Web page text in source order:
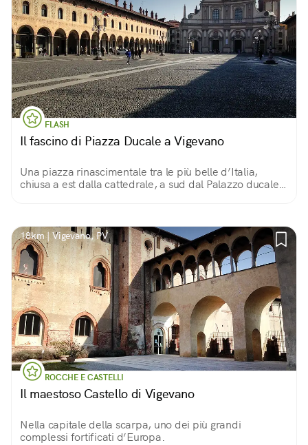
FLASH
Il fascino di Piazza Ducale a Vigevano
Una piazza rinascimentale tra le più belle d’Italia,
chiusa a est dalla cattedrale, a sud dal Palazzo ducale
18km | Vigevano, PV
ROCCHE E CASTELLI
Il maestoso Castello di Vigevano
Nella capitale della scarpa, uno dei più grandi
complessi fortificati d’Europa.